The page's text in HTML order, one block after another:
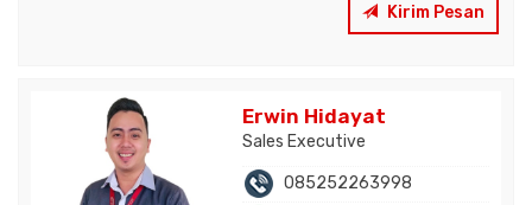
Kirim Pesan
Erwin Hidayat
Sales Executive
085252263998